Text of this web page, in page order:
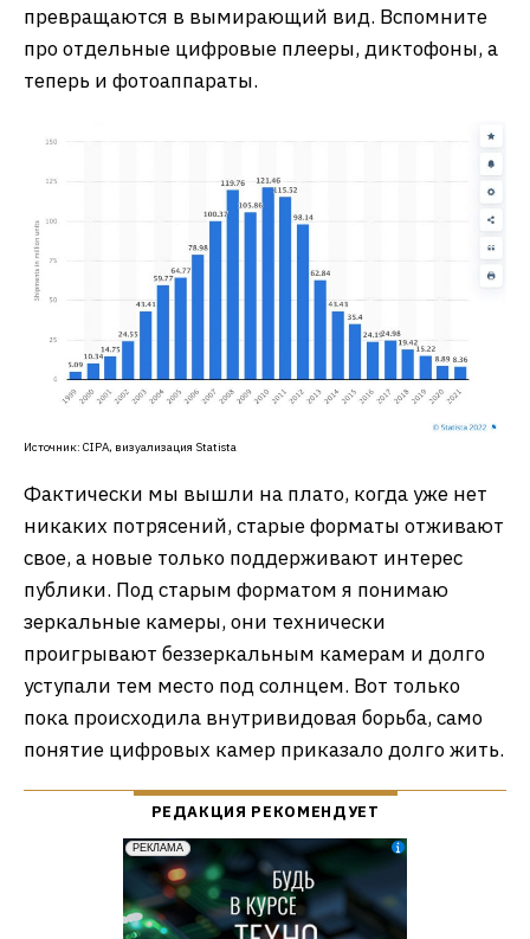
превращаются в вымирающий вид. Вспомните
про отдельные цифровые плееры, диктофоны, а
теперь и фотоаппараты.
Источник: CIPA, визуализация Statista
Фактически мы вышли на плато, когда уже нет
никаких потрясений, старые форматы отживают
свое, а новые только поддерживают интерес
публики. Под старым форматом я понимаю
зеркальные камеры, они технически
проигрывают беззеркальным камерам и долго
уступали тем место под солнцем. Вот только
пока происходила внутривидовая борьба, само
понятие цифровых камер приказало долго жить.